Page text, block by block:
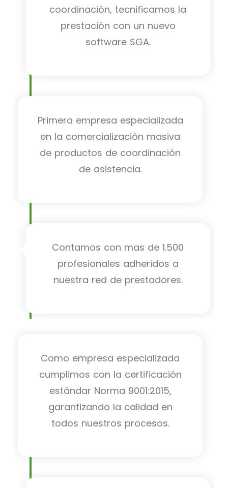
coordinación, tecnificamos la
prestación con un nuevo
software SGA.
Primera empresa especializada
en la comercialización masiva
de productos de coordinación
de asistencia.
Contamos con mas de 1.500
profesionales adheridos a
nuestra red de prestadores.
Como empresa especializada
cumplimos con la certificación
estándar Norma 9001:2015,
garantizando la calidad en
todos nuestros procesos.